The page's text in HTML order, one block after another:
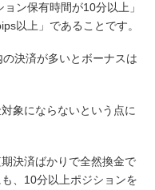
ン保有時間が10分以上」
以上」であることです。
決済が多いとボーナスは
象にならないという点に
決済ばかりで全然換金で
、10分以上ポジションを